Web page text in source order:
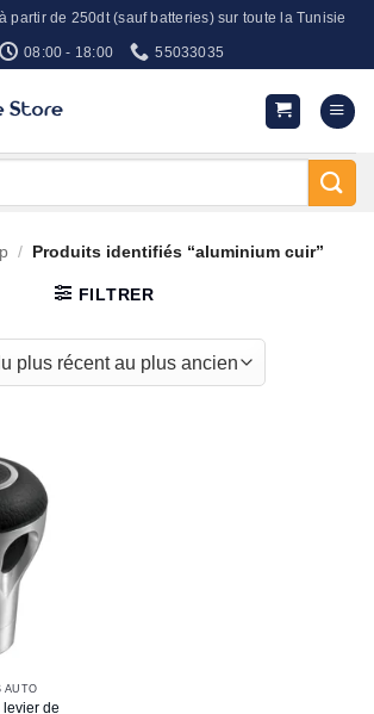
partir de 250dt (sauf batteries) sur toute la Tunisie
08:00 - 18:00 55033035
/ Produits identifiés “aluminium cuir”
FILTRER
AUTO
levier de